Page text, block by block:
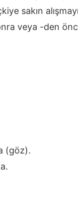
sakın
veya -den
(göz).